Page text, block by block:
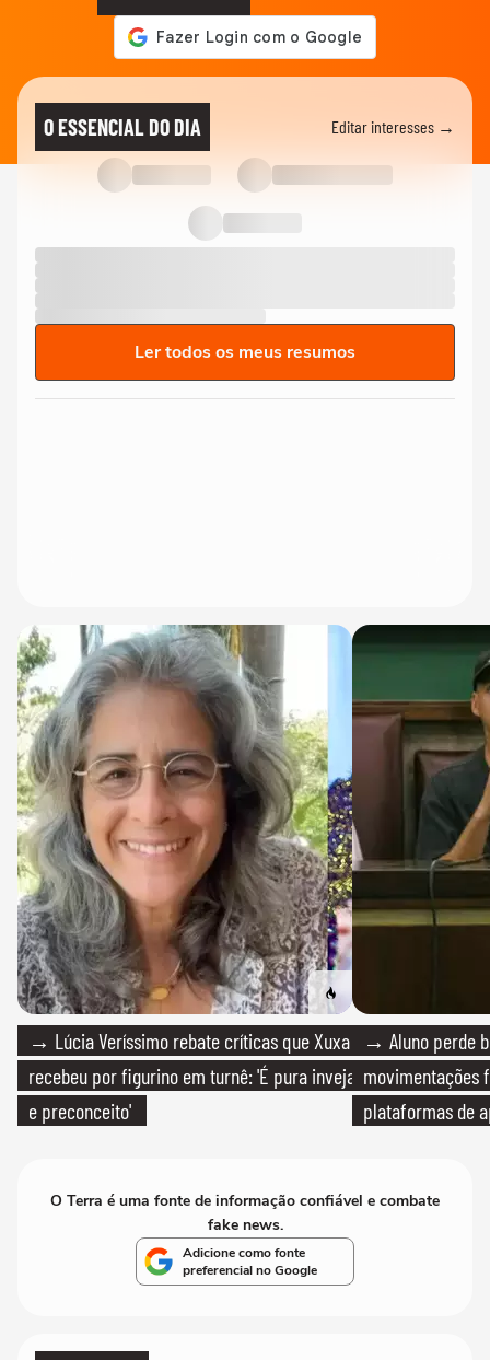
O ESSENCIAL DO DIA Editar interesses →
Ler todos os meus resumos
→ Lúcia Veríssimo rebate críticas que Xuxa
recebeu por figurino em turnê: 'É pura inveja
e preconceito'
→ Aluno perde
movimentações
plataformas de
O Terra é uma fonte de informação confiável e combate
fake news.
Adicione como fonte
preferencial no Google